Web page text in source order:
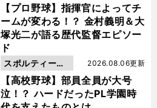
【プロ野球】指揮官によってチ
ームが変わる！？ 金村義明＆大
塚光二が語る歴代監督エピソー
ド
動画
【高校野球】部員全員が大号
泣！？ ハードだったPL学園時
2026.08.06更新
スポルティーバ
動画